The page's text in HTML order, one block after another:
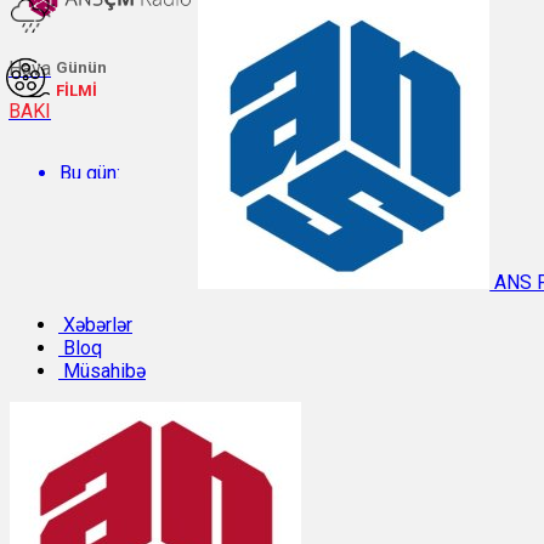
Hava
BAKI
Bu gün:
Temperatur: 27.1°C. Rütubət: 58%.
Sabah:
Günün
FİLMİ
ANS
Xəbərlər
Bloq
Müsahibə